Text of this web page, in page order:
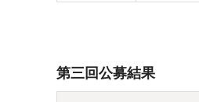
第三回公募結果